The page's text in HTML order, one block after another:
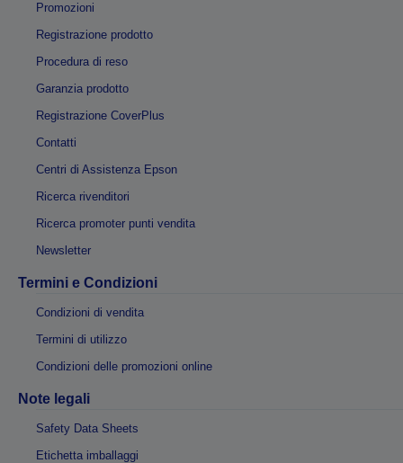
Promozioni
Registrazione prodotto
Procedura di reso
Garanzia prodotto
Registrazione CoverPlus
Contatti
Centri di Assistenza Epson
Ricerca rivenditori
Ricerca promoter punti vendita
Newsletter
Termini e Condizioni
Condizioni di vendita
Termini di utilizzo
Condizioni delle promozioni online
Note legali
Safety Data Sheets
Etichetta imballaggi